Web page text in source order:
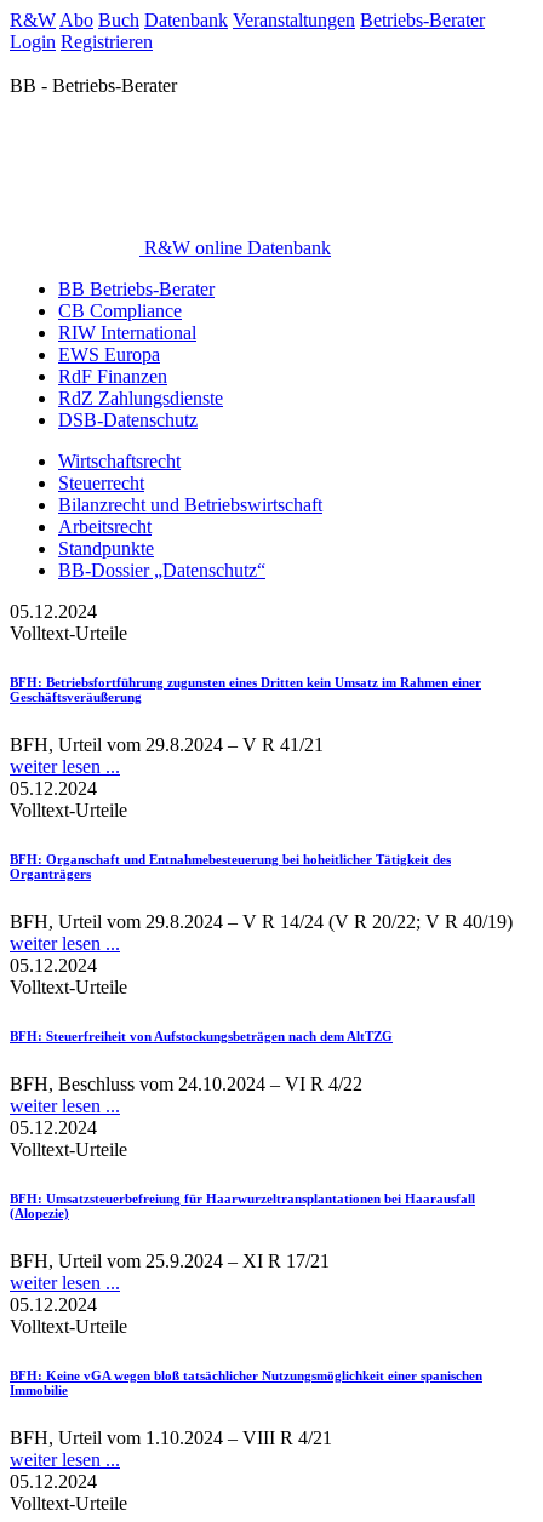
R&W Abo Buch Datenbank Veranstaltungen Betriebs-Berater
Login Registrieren
BB - Betriebs-Berater
R&W online Datenbank
BB Betriebs-Berater
CB Compliance
RIW International
EWS Europa
RdF Finanzen
RdZ Zahlungsdienste
DSB-Datenschutz
Wirtschaftsrecht
Steuerrecht
Bilanzrecht und Betriebswirtschaft
Arbeitsrecht
Standpunkte
BB-Dossier „Datenschutz“
05.12.2024
Volltext-Urteile
BFH: Betriebsfortführung zugunsten eines Dritten kein Umsatz im Rahmen einer
Geschäftsveräußerung
BFH, Urteil vom 29.8.2024 – V R 41/21
weiter lesen ...
05.12.2024
Volltext-Urteile
BFH: Organschaft und Entnahmebesteuerung bei hoheitlicher Tätigkeit des
Organträgers
BFH, Urteil vom 29.8.2024 – V R 14/24 (V R 20/22; V R 40/19)
weiter lesen ...
05.12.2024
Volltext-Urteile
BFH: Steuerfreiheit von Aufstockungsbeträgen nach dem AltTZG
BFH, Beschluss vom 24.10.2024 – VI R 4/22
weiter lesen ...
05.12.2024
Volltext-Urteile
BFH: Umsatzsteuerbefreiung für Haarwurzeltransplantationen bei Haarausfall
(Alopezie)
BFH, Urteil vom 25.9.2024 – XI R 17/21
weiter lesen ...
05.12.2024
Volltext-Urteile
BFH: Keine vGA wegen bloß tatsächlicher Nutzungsmöglichkeit einer spanischen
Immobilie
BFH, Urteil vom 1.10.2024 – VIII R 4/21
weiter lesen ...
05.12.2024
Volltext-Urteile